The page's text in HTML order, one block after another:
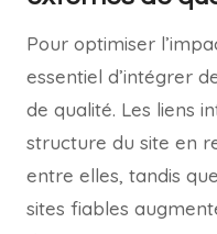
Pour optimiser
essentiel d’intégrer
de qualité. Les liens
structure du site en
entre elles, tandis
sites fiables